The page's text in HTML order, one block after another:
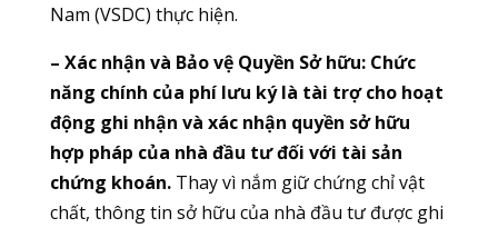
Nam (VSDC) thực hiện.
– Xác nhận và Bảo vệ Quyền Sở hữu: Chức
năng chính của phí lưu ký là tài trợ cho hoạt
động ghi nhận và xác nhận quyền sở hữu
hợp pháp của nhà đầu tư đối với tài sản
chứng khoán.Thay vì nắm giữ chứng chỉ vật
chất, thông tin sở hữu của nhà đầu tư được ghi